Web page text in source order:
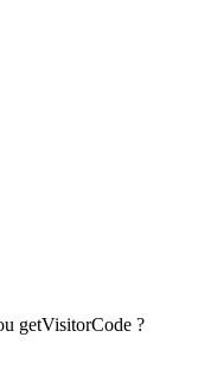
getVisitorCode ?